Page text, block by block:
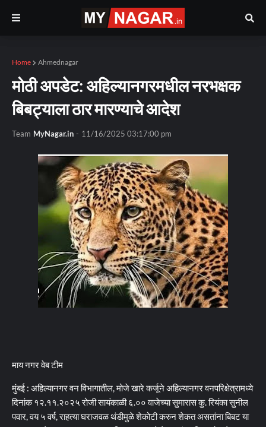
Home Ahmednagar
मोठी अपडेट: अहिल्यानगरमधील नरभक्षक
बिबट्याला ठार मारण्याचे आदेश
Team MyNagar.in - 11/16/2025 03:17:00 pm
माय नगर वेब टीम
मुंबई : अहिल्यानगर वन विभागातील, मोजे खारे कर्जूने अहिल्यानगर वनपरिक्षेत्रामध्ये
दिनांक १२.११.२०२५ रोजी सायंकाळी ६.०० वाजेच्या सुमारास कु. रियंका सुनील
पवार, वय ५ वर्ष, राहत्या घराजवळ थंडीमुळे शेकोटी करुन शेकत असतांना बिबट या